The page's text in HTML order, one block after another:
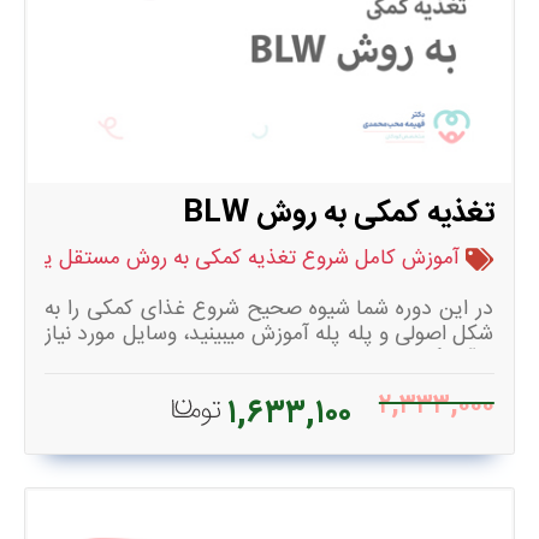
تغذیه کمکی به روش BLW
آموزش کامل شروع تغذیه کمکی به روش مستقل یا BLW
در این دوره شما شیوه صحیح شروع غذای کمکی را به
شکل اصولی و پله پله آموزش میبینید، وسایل مورد نیاز
و آمادگی های لازم برای شروع غذای کمکی، غذاهای
مجاز و غیر مجاز، برش های ایمن، بشقاب های غذایی
متنوع و سالم متناسب با سن کودک، اصول صحیح غذا
دادن در هر سن بر اساس توانمندی های کودک،
اتفاقات احتمالی در این مسیر و راهکار مناسب برای
هرکدام، برخورد صحیح با عق زدن و خفگی، رسپی های
۲,۳۳۳,۰۰۰ ۱,۶۳۳,۱۰۰